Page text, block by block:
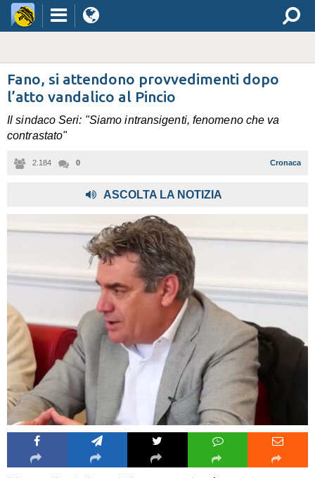
Fano, si attendono provvedimenti dopo
l’atto vandalico al Pincio
Il sindaco Seri: "Siamo intransigenti, fenomeno che va
contrastato"
2.184 0 Cronaca
ASCOLTA LA NOTIZIA